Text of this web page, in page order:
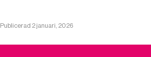
Publicerad 2 januari, 2026